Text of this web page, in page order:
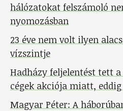
hálózatokat felszámoló
nyomozásban
23 éve nem volt ilyen
vízszintje
Hadházy feljelentést tett
cégek akciója miatt,
Magyar Péter: A